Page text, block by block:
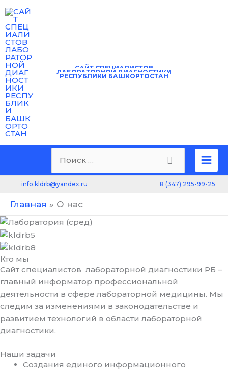
Перейти
содержимому
САЙТ СПЕЦИАЛИСТОВ
ЛАБОРАТОРНОЙ ДИАГНОСТИКИ
РЕСПУБЛИКИ БАШКОРТОСТАН
Main
info.kldrb@yandex.ru 8 (347) 295-99-25
Главная О нас
Кто мы
Сайт специалистов лабораторной диагностики РБ –
главный информатор профессиональной
деятельности в сфере лабораторной медицины. Мы
следим за изменениями в законодательстве и
развитием технологий в области лабораторной
диагностики.
Наши задачи
Создания единого информационного